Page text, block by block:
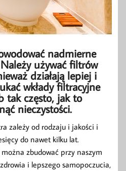
nadmierne
używać filtrów
działają lepiej i
wkłady filtracyjne
tak często, jak to
nieczystości.
zależy od rodzaju i jakości i
do nawet kilku lat.
zbudować przy naszym
i lepszego samopoczucia,